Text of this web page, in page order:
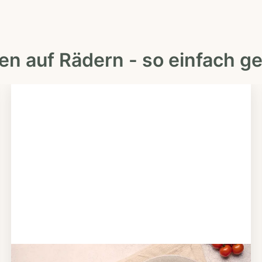
auf Rädern - so einfach